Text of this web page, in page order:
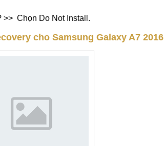
>> Chọn Do Not Install.
cho Samsung Galaxy A7 2016